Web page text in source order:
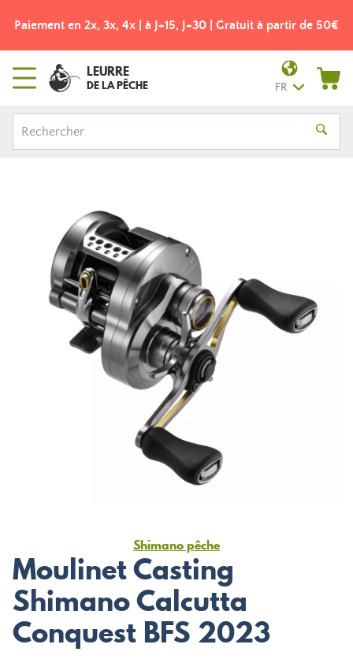
Paiement en 2x, 3x, 4x | à J+15, J+30 | Gratuit à partir de 50€
LEURRE
DE LA PÊCHE FR
Shimano pêche
Moulinet Casting
Shimano Calcutta
Conquest BFS 2023